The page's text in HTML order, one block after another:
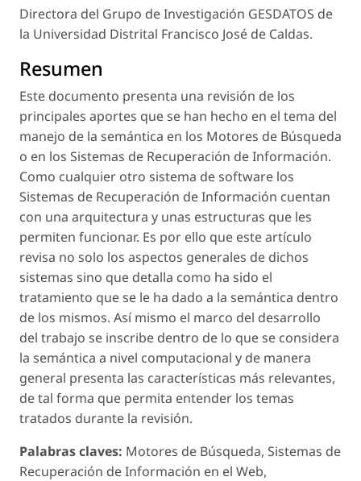
Directora del Grupo de Investigación GESDATOS de
la Universidad Distrital Francisco José de Caldas.
Resumen
Este documento presenta una revisión de los
principales aportes que se han hecho en el tema del
manejo de la semántica en los Motores de Búsqueda
o en los Sistemas de Recuperación de Información.
Como cualquier otro sistema de software los
Sistemas de Recuperación de Información cuentan
con una arquitectura y unas estructuras que les
permiten funcionar. Es por ello que este artículo
revisa no solo los aspectos generales de dichos
sistemas sino que detalla como ha sido el
tratamiento que se le ha dado a la semántica dentro
de los mismos. Así mismo el marco del desarrollo
del trabajo se inscribe dentro de lo que se considera
la semántica a nivel computacional y de manera
general presenta las características más relevantes,
de tal forma que permita entender los temas
tratados durante la revisión.
Palabras claves: Motores de Búsqueda, Sistemas de
Recuperación de Información en el Web,